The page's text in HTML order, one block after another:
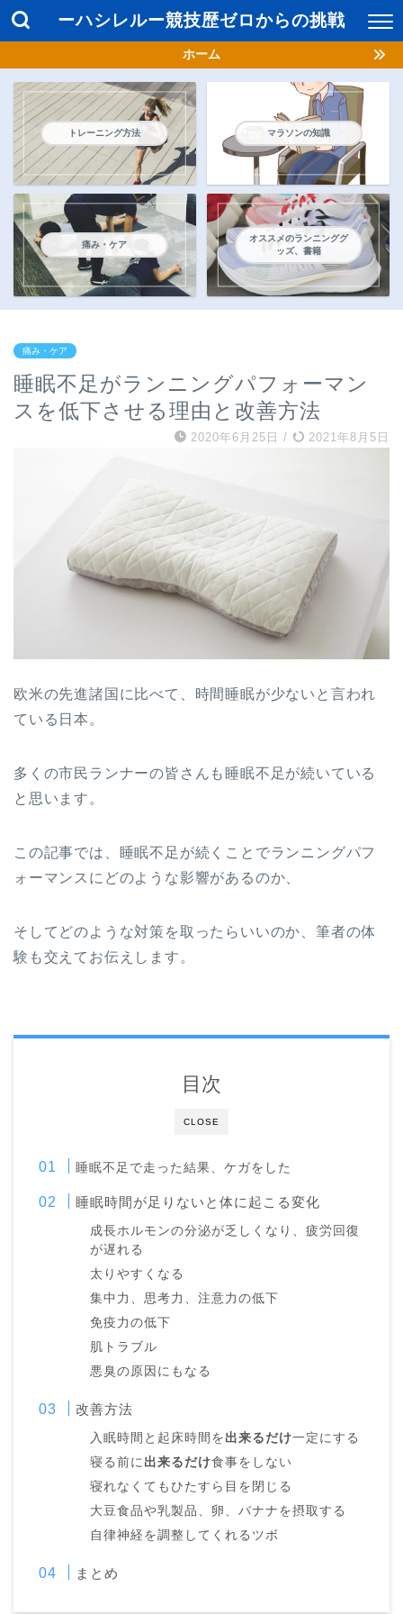
ーハシレルー競技歴ゼロからの挑戦
ホーム
トレーニング方法 マラソンの知識
痛み・ケア
オススメのランニンググ
ッズ、書籍
痛み・ケア
睡眠不足がランニングパフォーマン
スを低下させる理由と改善方法
2020年6月25日 / 2021年8月5日
欧米の先進諸国に比べて、時間睡眠が少ないと言われ
ている日本。
多くの市民ランナーの皆さんも睡眠不足が続いている
と思います。
この記事では、睡眠不足が続くことでランニングパフ
ォーマンスにどのような影響があるのか、
そしてどのような対策を取ったらいいのか、筆者の体
験も交えてお伝えします。
CLOSE
目次
睡眠不足で走った結果、ケガをした
睡眠時間が足りないと体に起こる変化
成長ホルモンの分泌が乏しくなり、疲労回復
が遅れる
太りやすくなる
集中力、思考力、注意力の低下
免疫力の低下
肌トラブル
悪臭の原因にもなる
改善方法
入眠時間と起床時間を 出来るだけ一定にする
寝る前に 出来るだけ食事をしない
寝れなくてもひたすら目を閉じる
大豆食品や乳製品、卵、バナナを摂取する
自律神経を調整してくれるツボ
まとめ